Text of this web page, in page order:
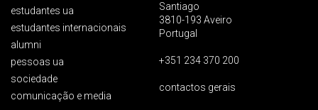
estudantes ua
estudantes internacionais
alumni
pessoas ua
sociedade
comunicação e media
Santiago
3810-193 Aveiro
Portugal
+351 234 370 200
contactos gerais